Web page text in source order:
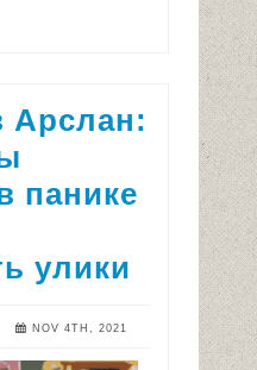
Арслан:
панике
улики
NOV 4TH, 2021